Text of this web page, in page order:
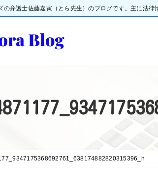
の弁護士佐藤嘉寅（とら先生）のブログです。主に法律